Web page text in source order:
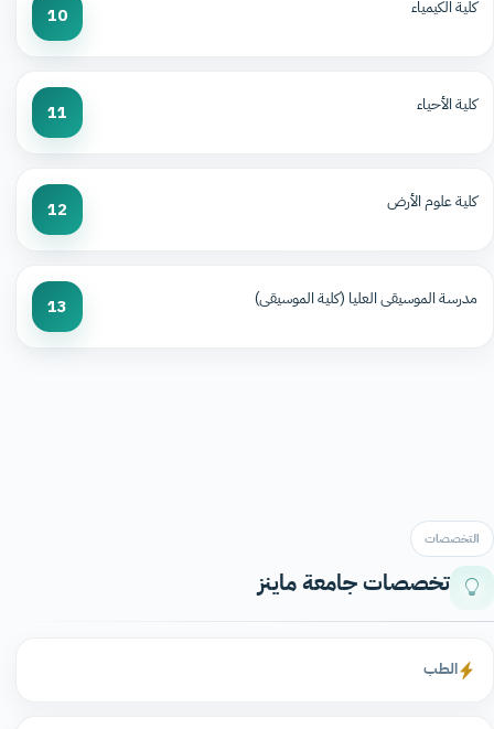
كلية الكيمياء 10
كلية الأحياء 11
كلية علوم الأرض 12
مدرسة الموسيقى العليا (كلية الموسيقى) 13
التخصصات
تخصصات جامعة ماينز
الطب